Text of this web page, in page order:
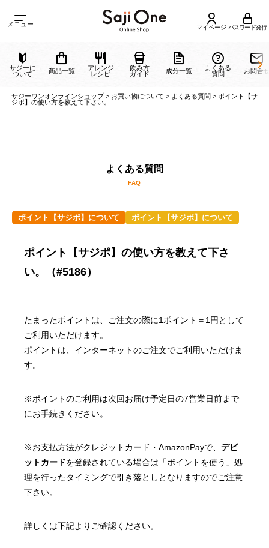
メニュー マイページ パスワード発行
サジーに アレンジ 飲み方 成分一覧 よくある
サジーワンオンラインショップ
よくある質問
ポイント【サジポ】について ポイント【サジポ】について
ポイント【サジポ】の使い方を教えて下さ
い。（#5186）
たまったポイントは、ご注文の際に1ポイント＝1円として
ご利用いただけます。
ポイントは、インターネットのご注文でご利用いただけま
す。
※ポイントのご利用は次回お届け予定日の7営業日前まで
にお手続きください。
※お支払方法がクレジットカード・AmazonPayで、 デビ
ットカードを登録されている場合は「ポイントを使う」処
理を行ったタイミングで引き落としとなりますのでご注意
下さい。
詳しくは下記よりご確認ください。